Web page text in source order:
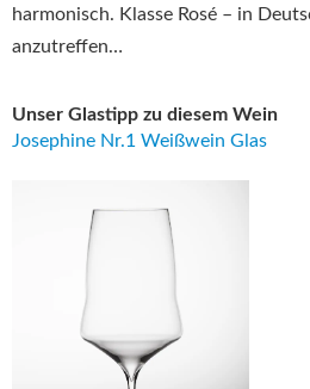
harmonisch. Klasse Rosé – in
anzutreffen…
Unser Glastipp zu diesem Wein
Josephine Nr.1 Weißwein Glas